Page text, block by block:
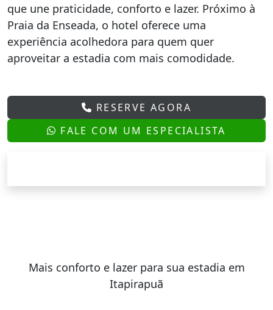
que une praticidade, conforto e lazer. Próximo à
Praia da Enseada, o hotel oferece uma
experiência acolhedora para quem quer
aproveitar a estadia com mais comodidade.
RESERVE AGORA
FALE COM UM ESPECIALISTA
Mais conforto e lazer para sua estadia em
Itapirapuã